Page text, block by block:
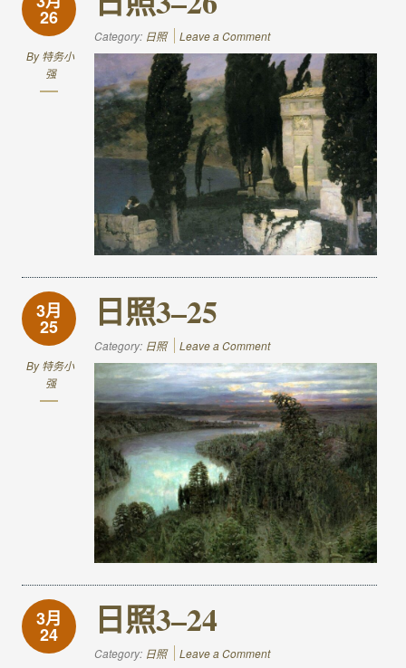
26
By特务小
强
Category: 日照 Leave a Comment
3月
25
By特务小
强
日照3–25
Category: 日照 Leave a Comment
3月
24 日照3–24
Category: 日照 Leave a Comment